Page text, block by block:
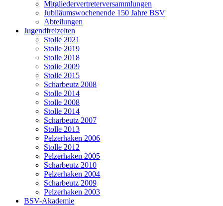
Mitgliedervertreterversammlungen
Jubiläumswochenende 150 Jahre BSV
Abteilungen
Jugendfreizeiten
Stolle 2021
Stolle 2019
Stolle 2018
Stolle 2009
Stolle 2015
Scharbeutz 2008
Stolle 2014
Stolle 2008
Stolle 2014
Scharbeutz 2007
Stolle 2013
Pelzerhaken 2006
Stolle 2012
Pelzerhaken 2005
Scharbeutz 2010
Pelzerhaken 2004
Scharbeutz 2009
Pelzerhaken 2003
BSV-Akademie